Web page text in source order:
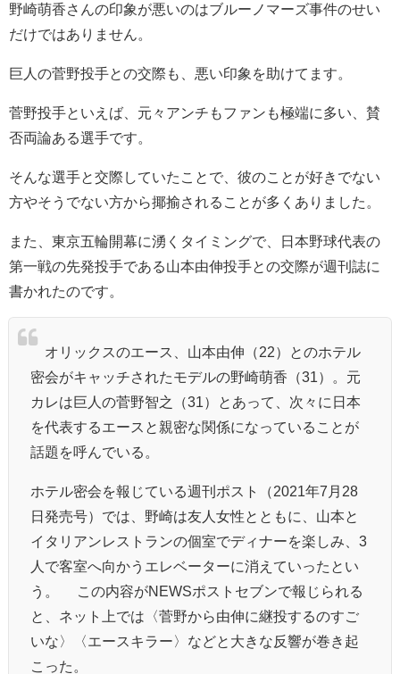
野崎萌香さんの印象が悪いのはブルーノマーズ事件のせい
だけではありません。
巨人の菅野投手との交際も、悪い印象を助けてます。
菅野投手といえば、元々アンチもファンも極端に多い、賛
否両論ある選手です。
そんな選手と交際していたことで、彼のことが好きでない
方やそうでない方から揶揄されることが多くありました。
また、東京五輪開幕に湧くタイミングで、日本野球代表の
第一戦の先発投手である山本由伸投手との交際が週刊誌に
書かれたのです。
オリックスのエース、 山本由伸 （22）とのホテル
密会がキャッチされたモデルの野崎萌香 （31）。元
カレは巨人の菅野智之
（31）とあって、次々に日本
を代表するエースと親密な関係になっていることが
話題を呼んでいる。
ホテル密会を報じている週刊ポスト（2021年7月28
日発売号）では、野崎は友人女性とともに、山本と
イタリアンレストランの個室でディナーを楽しみ、3
人で客室へ向かうエレベーターに消えていったとい
う。 この内容がNEWSポストセブンで報じられる
と、ネット上では〈菅野から由伸に継投するのすご
いな〉〈エースキラー〉などと大きな反響が巻き起
こった。